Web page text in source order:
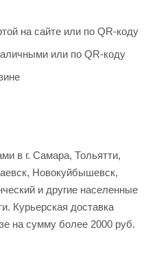
на сайте или по QR-коду
или по QR-коду
в г. Самара, Тольятти,
Новокуйбышевск,
и другие населенные
Курьерская доставка
на сумму более 2000 руб.